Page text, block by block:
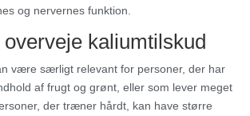
og nervernes funktion.
kaliumtilskud
være særligt relevant for personer, der har
af frugt og grønt, eller som lever meget
der træner hårdt, kan have større